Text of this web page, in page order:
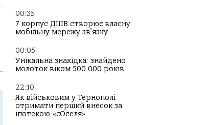
00:35
7 корпус ДШВ створює власну
мобільну мережу зв’язку
00:05
Унікальна знахідка: знайдено
молоток віком 500 000 років
22:10
Як військовим у Тернополі
отримати перший внесок за
іпотекою «єОселя»